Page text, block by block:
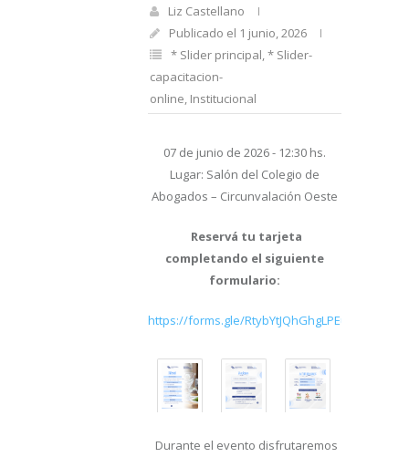
Liz Castellano
Publicado el 1 junio, 2026
* Slider principal,* Slider-
capacitacion-
online, Institucional
07 de junio de 2026 - 12:30 hs.
Lugar: Salón del Colegio de
Abogados – Circunvalación Oeste
Reservá tu tarjeta
completando el siguiente
formulario:
https://forms.gle/RtybYtJQhGhgLPEu9
Durante el evento disfrutaremos